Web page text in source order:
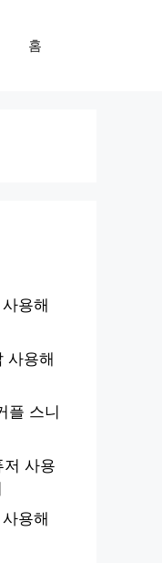
홈
용해
사용해
플 스니
사용
용해